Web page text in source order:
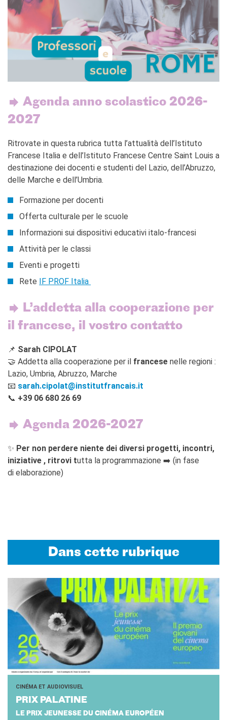
Agenda anno scolastico 2026-
2027
Ritrovate in questa rubrica tutta l’attualità dell’Istituto
Francese Italia e dell’Istituto Francese Centre Saint Louis a
destinazione dei docenti e studenti del Lazio, dell’Abruzzo,
delle Marche e dell’Umbria.
Formazione per docenti
Offerta culturale per le scuole
Informazioni sui dispositivi educativi italo-francesi
Attività per le classi
Eventi e progetti
Rete IF PROF Italia
L’addetta alla cooperazione per
il francese, il vostro contatto
📌 Sarah CIPOLAT
🤝 Addetta alla cooperazione per il francese nelle regioni :
Lazio, Umbria, Abruzzo, Marche
📧 sarah.cipolat@institutfrancais.it
📞 +39 06 680 26 69
Agenda 2026-2027
✨ Per non perdere niente dei diversi progetti, incontri,
iniziative , ritrovi tutta la programmazione ➡️ (in fase
di elaborazione)
Dans cette rubrique
CINÉMA ET AUDIOVISUEL
PRIX PA­LA­TINE
LE PRIX JEUNESSE DU CINÉMA EUROPÉEN